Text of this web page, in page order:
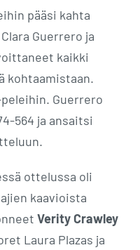
pääsi kahta
Guerrero ja
kaikki
kohtaamistaan.
Guerrero
564 ja ansaitsi
ottelussa oli
kaavioista
Verity Crawley
Laura Plazas ja